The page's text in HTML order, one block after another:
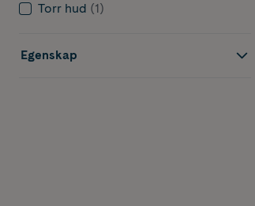
Torr hud (1)
Egenskap